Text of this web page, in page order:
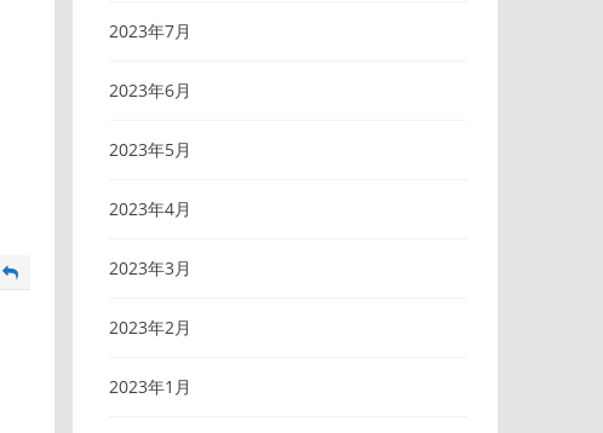
2023年7月
2023年6月
2023年5月
2023年4月
2023年3月
2023年2月
2023年1月